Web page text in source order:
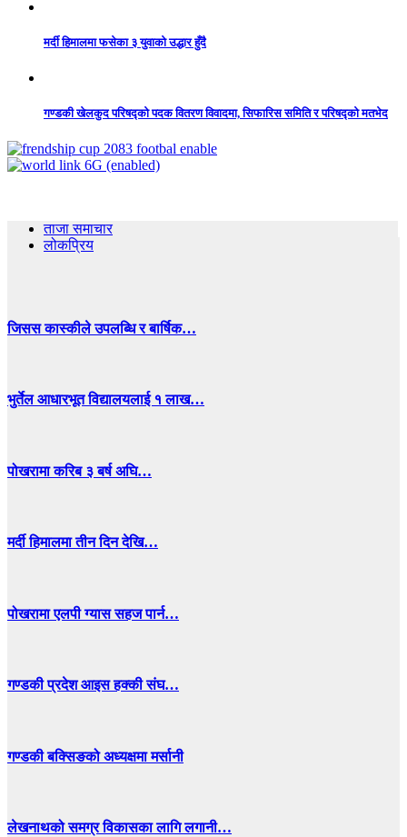
मर्दी हिमालमा फसेका ३ युवाको उद्धार हुँदै
गण्डकी खेलकुद परिषद्को पदक वितरण विवादमा, सिफारिस समिति र परिषद्को मतभेद
ताजा समाचार
लोकप्रिय
जिसस कास्कीले उपलब्धि र बार्षिक…
भुर्तेल आधारभूत विद्यालयलाई १ लाख…
पोखरामा करिब ३ बर्ष अघि…
मर्दी हिमालमा तीन दिन देखि…
पोखरामा एलपी ग्यास सहज पार्न…
गण्डकी प्रदेश आइस हक्की संघ…
गण्डकी बक्सिङको अध्यक्षमा मर्सानी
लेखनाथको समग्र विकासका लागि लगानी…